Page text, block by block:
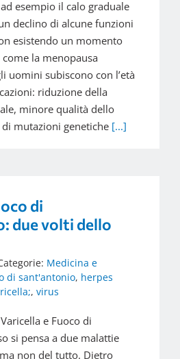
esempio il calo graduale
declino di alcune funzioni
esistendo un momento
la menopausa
uomini subiscono con l’età
riduzione della
minore qualità dello
mutazioni genetiche [...]
di
due volti dello
Medicina e
di sant'antonio, herpes
, virus
e Fuoco di
si pensa a due malattie
non del tutto. Dietro